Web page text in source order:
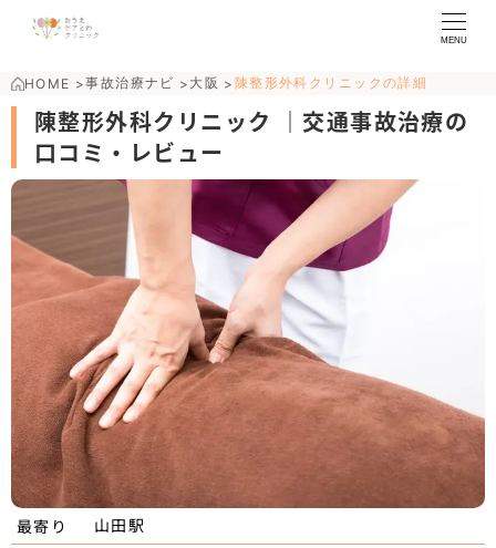
MENU
HOME >事故治療ナビ > 大阪 > 陳整形外科クリニックの詳細
陳整形外科クリニック ｜交通事故治療の
口コミ・レビュー
最寄り 山田駅